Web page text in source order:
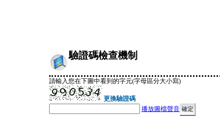
驗證碼檢查機制
請輸入您在下圖中看到的字元(字母區分大小寫)
更換驗證碼
播放圖檔聲音